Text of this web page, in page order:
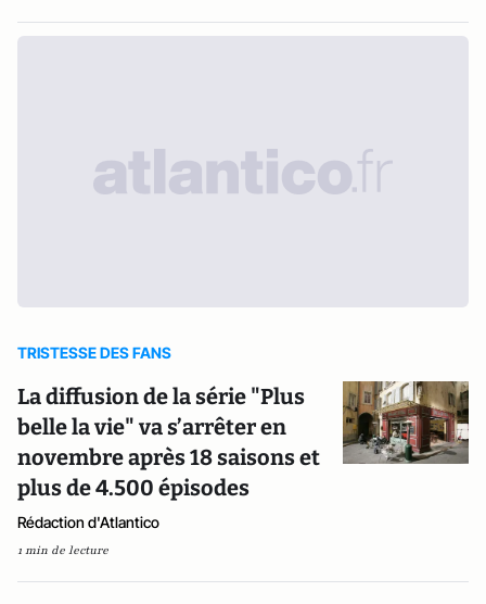
TRISTESSE DES FANS
La diffusion de la série "Plus
belle la vie" va s’arrêter en
novembre après 18 saisons et
plus de 4.500 épisodes
Rédaction d'Atlantico
1 min de lecture